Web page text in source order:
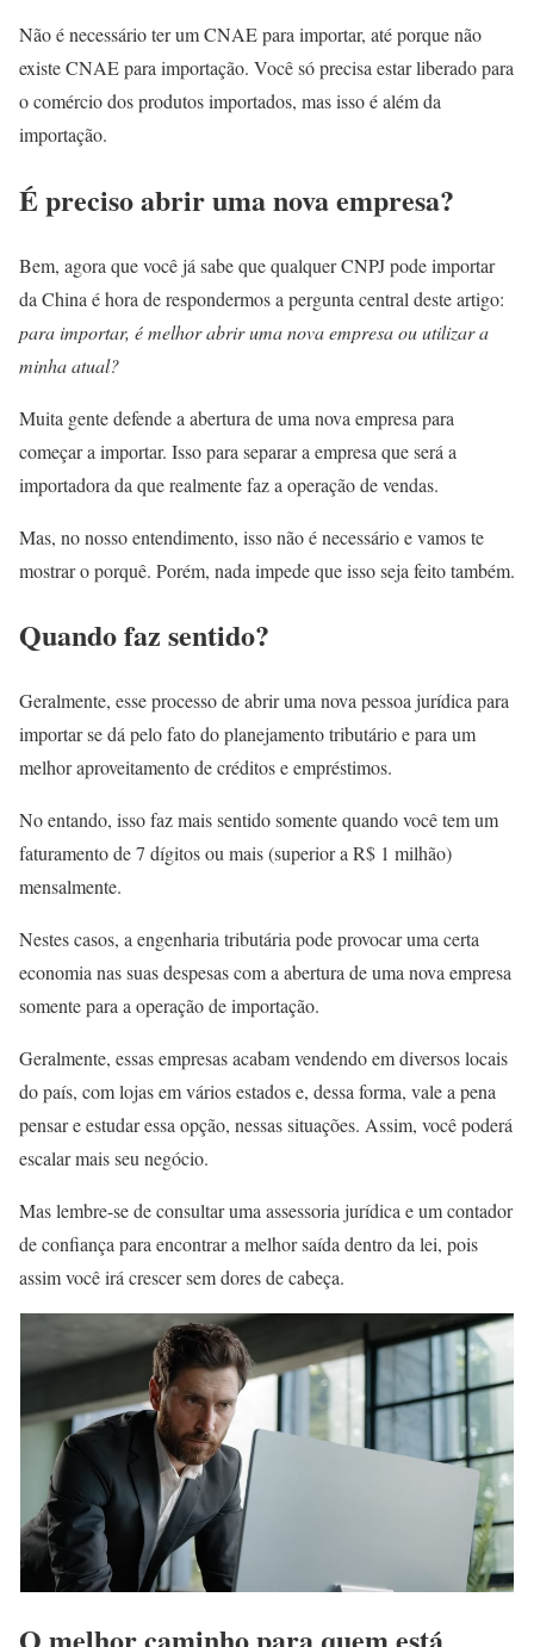
Não é necessário ter um CNAE para importar, até porque não
existe CNAE para importação. Você só precisa estar liberado para
o comércio dos produtos importados, mas isso é além da
importação.
É preciso abrir uma nova empresa?
Bem, agora que você já sabe que qualquer CNPJ pode importar
da China é hora de respondermos a pergunta central deste artigo:
para importar, é melhor abrir uma nova empresa ou utilizar a
minha atual?
Muita gente defende a abertura de uma nova empresa para
começar a importar. Isso para separar a empresa que será a
importadora da que realmente faz a operação de vendas.
Mas, no nosso entendimento, isso não é necessário e vamos te
mostrar o porquê. Porém, nada impede que isso seja feito também.
Quando faz sentido?
Geralmente, esse processo de abrir uma nova pessoa jurídica para
importar se dá pelo fato do planejamento tributário e para um
melhor aproveitamento de créditos e empréstimos.
No entando, isso faz mais sentido somente quando você tem um
faturamento de 7 dígitos ou mais (superior a R$ 1 milhão)
mensalmente.
Nestes casos, a engenharia tributária pode provocar uma certa
economia nas suas despesas com a abertura de uma nova empresa
somente para a operação de importação.
Geralmente, essas empresas acabam vendendo em diversos locais
do país, com lojas em vários estados e, dessa forma, vale a pena
pensar e estudar essa opção, nessas situações. Assim, você poderá
escalar mais seu negócio.
Mas lembre-se de consultar uma assessoria jurídica e um contador
de confiança para encontrar a melhor saída dentro da lei, pois
assim você irá crescer sem dores de cabeça.